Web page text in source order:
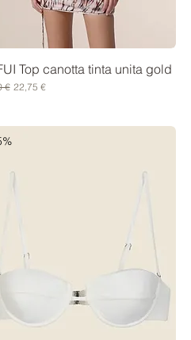
Top canotta tinta unita gold
regolare
€ Prezzo scontato
22,75 €